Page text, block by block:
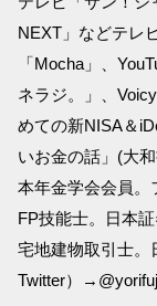
NEXT」などテレ
「Mocha」、
ネラジ。」、
めての新NISA＆
いお金の話」(大
本年金学会会員。
FP技能士。日本
宅地建物取引士。
Twitter）